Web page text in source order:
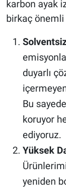
karbon ayak
birkaç
duyarlı
Bu
koruyor
ediyoruz.
Yüksek
yeniden